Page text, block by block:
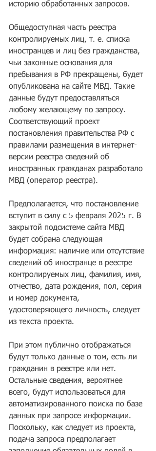
историю обработанных запросов.
Общедоступная часть реестра
контролируемых лиц, т. е. списка
иностранцев и лиц без гражданства,
чьи законные основания для
пребывания в РФ прекращены, будет
опубликована на сайте МВД. Такие
данные будут предоставляться
любому желающему по запросу.
Соответствующий проект
постановления правительства РФ с
правилами размещения в интернет-
версии реестра сведений об
иностранных гражданах разработало
МВД (оператор реестра).
Предполагается, что постановление
вступит в силу с 5 февраля 2025 г. В
закрытой подсистеме сайта МВД
будет собрана следующая
информация: наличие или отсутствие
сведений об иностранце в реестре
контролируемых лиц, фамилия, имя,
отчество, дата рождения, пол, серия
и номер документа,
удостоверяющего личность, следует
из текста проекта.
При этом публично отображаться
будут только данные о том, есть ли
гражданин в реестре или нет.
Остальные сведения, вероятнее
всего, будут использоваться для
автоматизированного поиска по базе
данных при запросе информации.
Поскольку, как следует из проекта,
подача запроса предполагает